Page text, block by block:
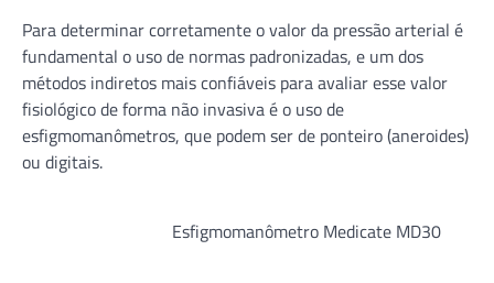
Para determinar corretamente o valor da pressão arterial é
fundamental o uso de normas padronizadas, e um dos
métodos indiretos mais confiáveis para avaliar esse valor
fisiológico de forma não invasiva é o uso de
esfigmomanômetros, que podem ser de ponteiro (aneroides)
ou digitais.
Esfigmomanômetro Medicate MD30